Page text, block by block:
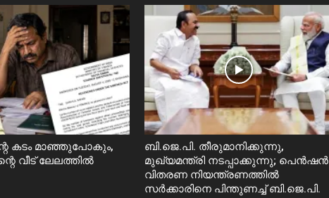
കടം മാഞ്ഞുപോകും,
വീട് ലേലത്തിൽ
ബി.ജെ.പി. തീരുമാനിക്കുന്നു,
മുഖ്യമന്ത്രി നടപ്പാക്കുന്നു; പെൻഷൻ
വിതരണ നിയന്ത്രണത്തിൽ
സ‍ർക്കാരിനെ പിന്തുണച്ച് ബി.ജെ.പി.